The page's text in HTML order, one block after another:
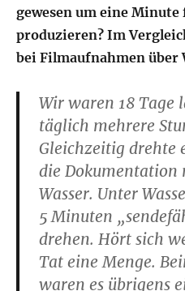
gewesen um eine
produzieren? Im
bei Filmaufnahmen über
Wir waren 18 Tage
täglich mehrere
Gleichzeitig drehte
die Dokumentation
Wasser. Unter
5 Minuten
drehen. Hört sich
Tat eine Menge.
waren es übrigens